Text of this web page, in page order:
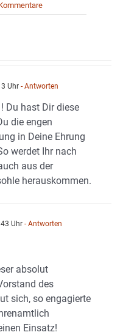
Uhr - Antworten
Du hast Dir diese
die engen
in Deine Ehrung
werdet Ihr nach
aus der
herauskommen.
Uhr - Antworten
absolut
des
sich, so engagierte
Einsatz!